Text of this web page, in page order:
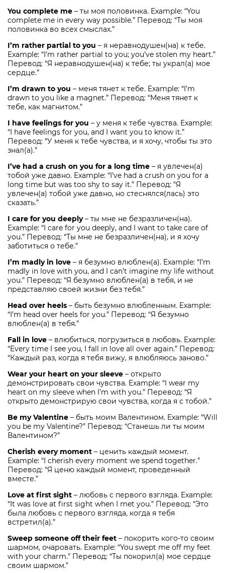
You complete me – ты моя половинка. Example: “You
complete me in every way possible.” Перевод: “Ты моя
половинка во всех смыслах.”
I’m rather partial to you – я неравнодушен(на) к тебе.
Example: “I’m rather partial to you; you’ve stolen my heart.”
Перевод: “Я неравнодушен(на) к тебе; ты украл(а) мое
сердце.”
I’m drawn to you – меня тянет к тебе. Example: “I’m
drawn to you like a magnet.” Перевод: “Меня тянет к
тебе, как магнитом.”
I have feelings for you – у меня к тебе чувства. Example:
“I have feelings for you, and I want you to know it.”
Перевод: “У меня к тебе чувства, и я хочу, чтобы ты это
знал(а).”
I’ve had a crush on you for a long time – я увлечен(а)
тобой уже давно. Example: “I’ve had a crush on you for a
long time but was too shy to say it.” Перевод: “Я
увлечен(а) тобой уже давно, но стеснялся(лась) это
сказать.”
I care for you deeply– ты мне не безразличен(на).
Example: “I care for you deeply, and I want to take care of
you.” Перевод: “Ты мне не безразличен(на), и я хочу
заботиться о тебе.”
I’m madly in love – я безумно влюблен(а). Example: “I’m
madly in love with you, and I can’t imagine my life without
you.” Перевод: “Я безумно влюблен(а) в тебя, и не
представляю своей жизни без тебя.”
Head over heels – быть безумно влюбленным. Example:
“I’m head over heels for you.” Перевод: “Я безумно
влюблен(а) в тебя.”
Fall in love – влюбиться, погрузиться в любовь. Example:
“Every time I see you, I fall in love all over again.” Перевод:
“Каждый раз, когда я тебя вижу, я влюбляюсь заново.”
Wear your heart on your sleeve – открыто
демонстрировать свои чувства. Example: “I wear my
heart on my sleeve when I’m with you.” Перевод: “Я
открыто демонстрирую свои чувства, когда я с тобой.”
Be my Valentine – быть моим Валентином. Example: “Will
you be my Valentine?” Перевод: “Станешь ли ты моим
Валентином?”
Cherish every moment – ценить каждый момент.
Example: “I cherish every moment we spend together.”
Перевод: “Я ценю каждый момент, проведенный
вместе.”
Love at first sight – любовь с первого взгляда. Example:
“It was love at first sight when I met you.” Перевод: “Это
была любовь с первого взгляда, когда я тебя
встретил(а).”
Sweep someone off their feet – покорить кого-то своим
шармом, очаровать. Example: “You swept me off my feet
with your charm.” Перевод: “Ты покорил(а) мое сердце
своим шармом.”